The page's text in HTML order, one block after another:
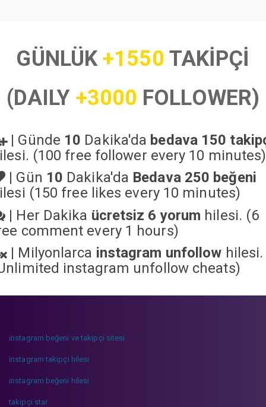
GÜNLÜK+1550 TAKİPÇİ
(DAILY +3000 FOLLOWER)
| Günde 10 Dakika'da bedava 150
(100 free follower every 10 minutes)
| Gün 10 Dakika'da Bedava 250 beğeni
(150 free likes every 10 minutes)
| Her Dakika ücretsiz 6 yorum hilesi. (6
comment every 1 hours)
| Milyonlarca instagram unfollow hilesi.
instagram unfollow cheats)
instagram beğeni ve takipçi sitesi
instagram takipçi hilesi
instagram beğeni hilesi
takipçi star